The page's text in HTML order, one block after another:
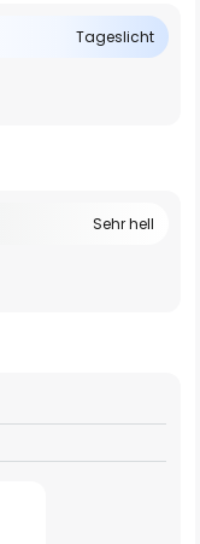
Tageslicht
Sehr hell